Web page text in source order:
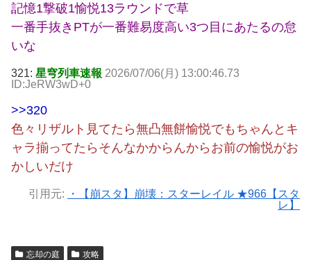
記憶1撃破1愉悦13ラウンドで草
一番手抜きPTが一番難易度高い3つ目にあたるの怠
いな
321: 星穹列車速報 2026/07/06(月) 13:00:46.73
ID:JeRW3wD+0
>>320
色々リザルト見てたら無凸無餅愉悦でもちゃんとキ
ャラ揃ってたらそんなかからんからお前の愉悦がお
かしいだけ
引用元:
・【崩スタ】崩壊：スターレイル ★966【スタ
レ】
忘却の庭 攻略